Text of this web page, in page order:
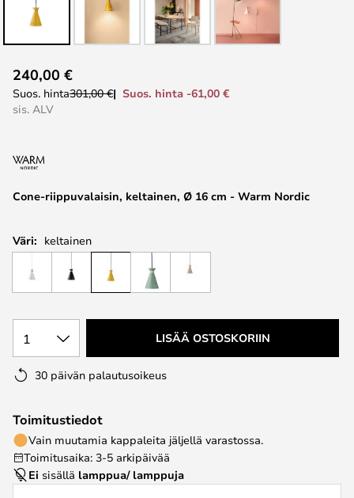
to
the
the
gallery
Cone-riippuvalaisin, keltainen, Ø 16 cm - Warm Nordic
240,00 €
Suos. hinta301,00 €
Suos. hinta -61,00 €
sis. ALV
Väri: keltainen
1 LISÄÄ OSTOSKORIIN
30 päivän palautusoikeus
Toimitustiedot
Vain muutamia kappaleita jäljellä varastossa.
Toimitusaika: 3-5 arkipäivää
Ei sisällä lamppua/ lamppuja